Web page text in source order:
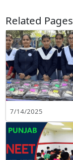
Related Pages
7/14/2025